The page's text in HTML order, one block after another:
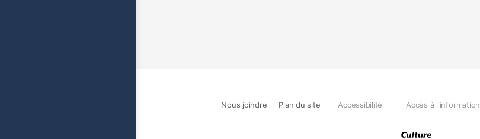
Nous joindre Plan du site Accessibilité Accès à l'information